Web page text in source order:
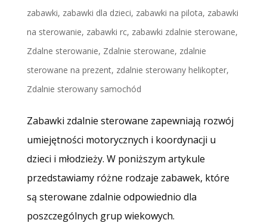
zabawki, zabawki dla dzieci, zabawki na pilota, zabawki
na sterowanie, zabawki rc, zabawki zdalnie sterowane,
Zdalne sterowanie, Zdalnie sterowane, zdalnie
sterowane na prezent, zdalnie sterowany helikopter,
Zdalnie sterowany samochód
Zabawki zdalnie sterowane zapewniają rozwój
umiejętności motorycznych i koordynacji u
dzieci i młodzieży. W poniższym artykule
przedstawiamy różne rodzaje zabawek, które
są sterowane zdalnie odpowiednio dla
poszczególnych grup wiekowych.